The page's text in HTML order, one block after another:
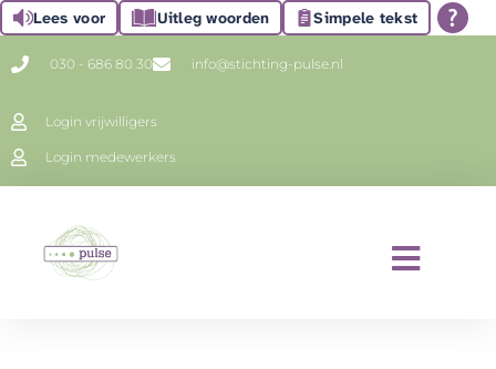
Lees voor Uitleg woorden Simpele tekst
030 - 686 80 30 info@stichting-pulse.nl
Login vrijwilligers
Login medewerkers